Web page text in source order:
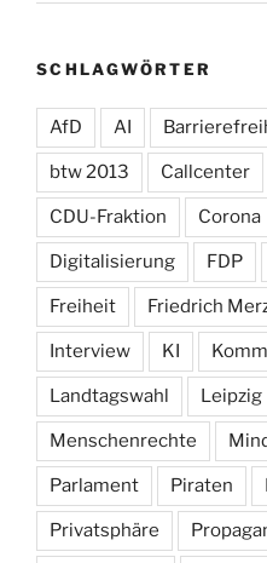
SCHLAGWÖRTER
AfD AI
btw 2013 Callcenter
CDU-Fraktion Corona
Digitalisierung FDP
Freiheit Friedrich
Interview KI
Landtagswahl Leipzig
Menschenrechte
Parlament Piraten
Privatsphäre